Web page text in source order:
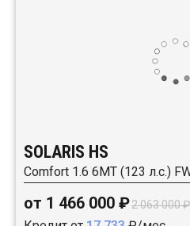
SOLARIS HS
Comfort 1.6 6MT (123 л.с.)
от 1 466 000 ₽2 063 000 ₽